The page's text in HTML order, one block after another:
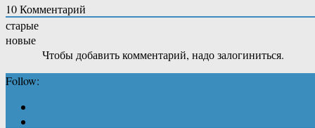
10Комментарий
старые
новые
Чтобы добавить комментарий, надо залогиниться.
Follow: